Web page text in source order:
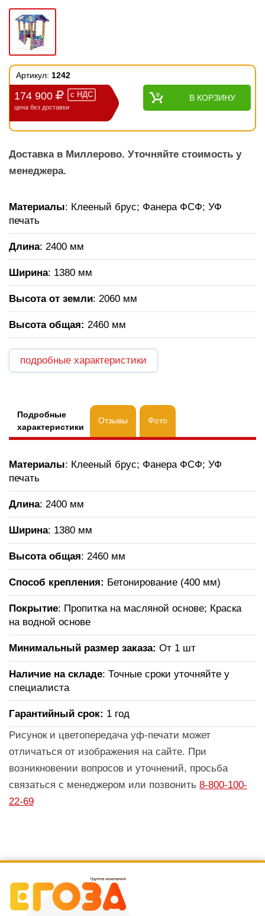
Артикул: 1242
174 900 с НДС
цена без доставки
В КОРЗИНУ
Доставка в Миллерово. Уточняйте стоимость у
менеджера.
Материалы: Клееный брус; Фанера ФСФ; УФ
печать
Длина: 2400 мм
Ширина: 1380 мм
Высота от земли: 2060 мм
Высота общая: 2460 мм
подробные характеристики
Подробные
характеристики
Отзывы Фото
Материалы: Клееный брус; Фанера ФСФ; УФ
печать
Длина: 2400 мм
Ширина: 1380 мм
Высота общая: 2460 мм
Способ крепления: Бетонирование (400 мм)
Покрытие: Пропитка на масляной основе; Краска
на водной основе
Минимальный размер заказа: От 1 шт
Наличие на складе: Точные сроки уточняйте у
специалиста
Гарантийный срок: 1 год
Рисунок и цветопередача уф-печати может
отличаться от изображения на сайте. При
возникновении вопросов и уточнений, просьба
связаться с менеджером или позвонить 8-800-100-
22-69